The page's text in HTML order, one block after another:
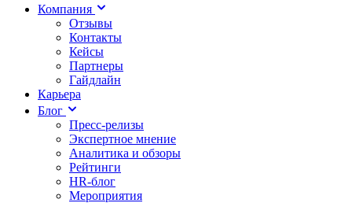
Компания
Отзывы
Контакты
Кейсы
Партнеры
Гайдлайн
Карьера
Блог
Пресс-релизы
Экспертное мнение
Аналитика и обзоры
Рейтинги
HR-блог
Мероприятия